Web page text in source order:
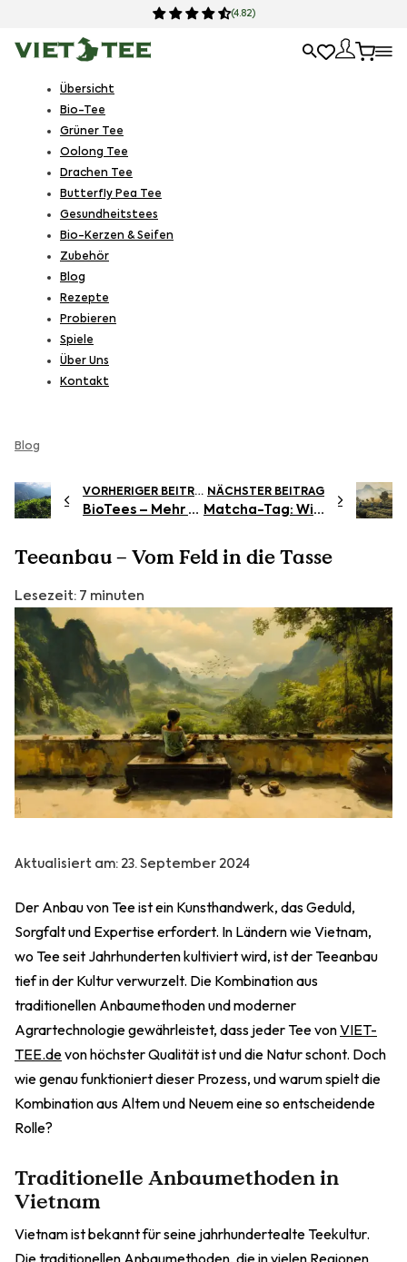
Qualität & Preis
Übersicht
Bio-Tee
Grüner Tee
Oolong Tee
Drachen Tee
Butterfly Pea Tee
Gesundheitstees
Bio-Kerzen & Seifen
Zubehör
Blog
Rezepte
Probieren
Spiele
Über Uns
Kontakt
Blog
VORHERIGER BEITRAG
BioTees – Mehr als nur ein Trend?
NÄCHSTER BEITRAG
Matcha-Tag: Wie viel ist zu viel?
Teeanbau – Vom Feld in die Tasse
Lesezeit: 7 minuten
Aktualisiert am: 23. September 2024
Der Anbau von Tee ist ein Kunsthandwerk, das Geduld,
Sorgfalt und Expertise erfordert. In Ländern wie Vietnam,
wo Tee seit Jahrhunderten kultiviert wird, ist der Teeanbau
tief in der Kultur verwurzelt. Die Kombination aus
traditionellen Anbaumethoden und moderner
Agrartechnologie gewährleistet, dass jeder Tee vonVIET-
TEE.devon höchster Qualität ist und die Natur schont. Doch
wie genau funktioniert dieser Prozess, und warum spielt die
Kombination aus Altem und Neuem eine so entscheidende
Rolle?
Traditionelle Anbaumethoden in
Vietnam
Vietnam ist bekannt für seine jahrhundertealte Teekultur.
Die traditionellen Anbaumethoden, die in vielen Regionen